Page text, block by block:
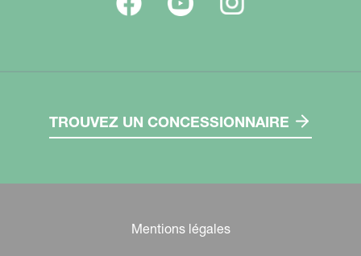
TROUVEZ UN CONCESSIONNAIRE
Mentions légales